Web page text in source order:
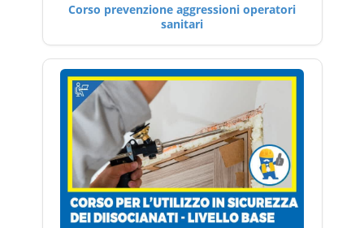
Corso prevenzione aggressioni operatori
sanitari